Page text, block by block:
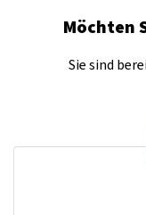
Möchten
Sie sind